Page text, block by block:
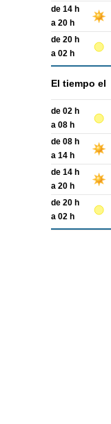
de 14 h
a 20 h
de 20 h
a 02 h
El tiempo el
de 02 h
a 08 h
de 08 h
a 14 h
de 14 h
a 20 h
de 20 h
a 02 h